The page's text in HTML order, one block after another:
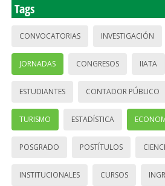
Tags
CONVOCATORIAS INVESTIGACIÓN
JORNADAS CONGRESOS IIATA
ESTUDIANTES CONTADOR PÚBLICO
TURISMO ESTADÍSTICA
POSGRADO POSTÍTULOS
INSTITUCIONALES CURSOS